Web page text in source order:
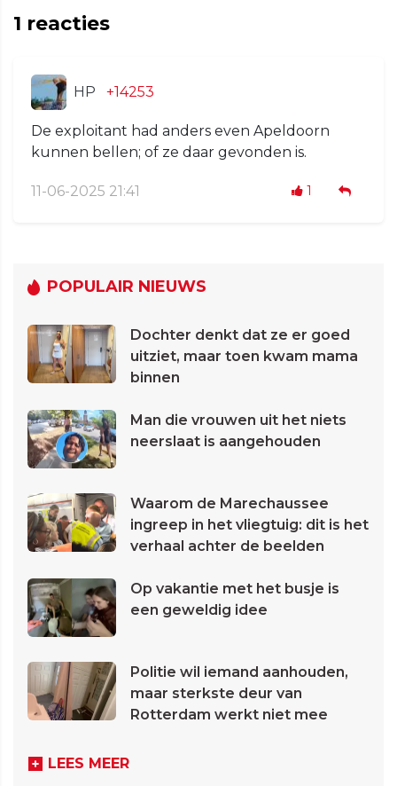
1 reacties
HP +14253
De exploitant had anders even Apeldoorn
kunnen bellen; of ze daar gevonden is.
11-06-2025 21:41 1
POPULAIR NIEUWS
Dochter denkt dat ze er goed
uitziet, maar toen kwam mama
binnen
Man die vrouwen uit het niets
neerslaat is aangehouden
Waarom de Marechaussee
ingreep in het vliegtuig: dit is het
verhaal achter de beelden
Op vakantie met het busje is
een geweldig idee
Politie wil iemand aanhouden,
maar sterkste deur van
Rotterdam werkt niet mee
LEES MEER